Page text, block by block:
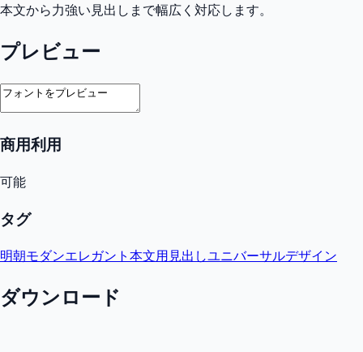
本文から力強い見出しまで幅広く対応します。
プレビュー
商用利用
可能
タグ
明朝モダンエレガント 本文用 見出しユニバーサルデザイン
ダウンロード